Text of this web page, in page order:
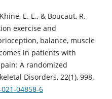
E. E., & Boucaut, R.
exercise and
balance, muscle
in patients with
A randomized
Disorders, 22(1), 998.
04858-6